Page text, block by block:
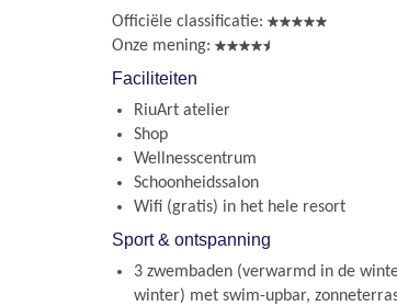
Officiële classificatie:
Onze mening:
Faciliteiten
RiuArt atelier
Shop
Wellnesscentrum
Schoonheidssalon
Wifi (gratis) in het hele resort
Sport & ontspanning
3 zwembaden (verwarmd in de
winter) met swim-upbar,